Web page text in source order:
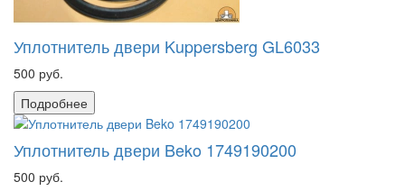
Уплотнитель двери Kuppersberg GL6033
500 руб.
Подробнее
Уплотнитель двери Beko 1749190200
500 руб.